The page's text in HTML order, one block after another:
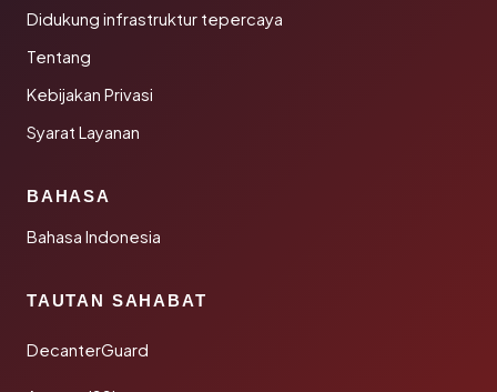
Didukung infrastruktur tepercaya
Tentang
Kebijakan Privasi
Syarat Layanan
BAHASA
Bahasa Indonesia
TAUTAN SAHABAT
DecanterGuard